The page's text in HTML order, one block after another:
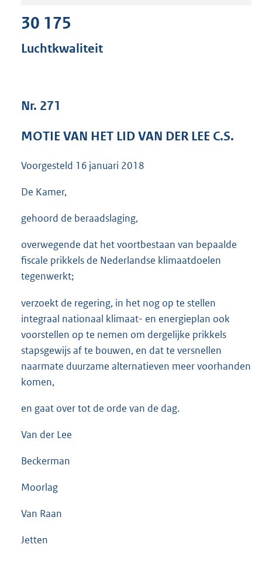
e
30 175
Luchtkwaliteit
Nr. 271
MOTIE VAN HET LID VAN DER LEE C.S.
Voorgesteld 16 januari 2018
De Kamer,
gehoord de beraadslaging,
overwegende dat het voortbestaan van bepaalde
fiscale prikkels de Nederlandse klimaatdoelen
tegenwerkt;
verzoekt de regering, in het nog op te stellen
integraal nationaal klimaat- en energieplan ook
voorstellen op te nemen om dergelijke prikkels
stapsgewijs af te bouwen, en dat te versnellen
naarmate duurzame alternatieven meer voorhanden
komen,
en gaat over tot de orde van de dag.
Van der Lee
Beckerman
Moorlag
Van Raan
Jetten